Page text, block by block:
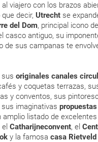
al viajero con los brazos
decir, Utrecht se
del Dom, principal icono
casco antiguo, su
de sus campanas te
sus originales canales
y coquetas terrazas,
y conventos, sus
imaginativas
listado de
el Catharijneconvent, el
y la famosa casa Rietveld